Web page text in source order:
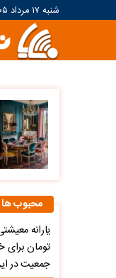
شنبه ۱۷ مرداد ۱۴۰۵
محبوب ها
تومان برای
جمعیت در